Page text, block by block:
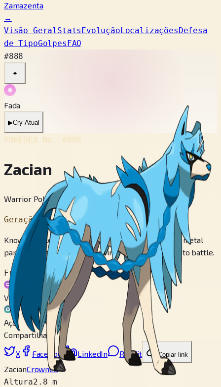
Zamazenta
→
Visão GeralStatsEvoluçãoLocalizaçõesDefesa
de TipoGolpesFAQ
#888
✦
Fada
▶Cry Atual
POKÉDEX No. #888
Zacian
Warrior Pokémon
Geração 8
Known as a legendary hero, this Pokémon absorbs metal
particles, transforming them into a weapon it uses to battle.
Fraco contra
Veneno
Aço
Compartilhar
X Facebook LinkedIn Reddit Copiar link
ZacianCrowned
Altura2.8 m